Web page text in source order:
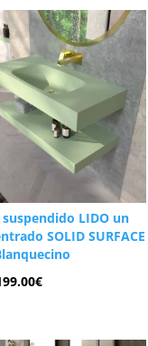
LIDO un
SOLID SURFACE
€